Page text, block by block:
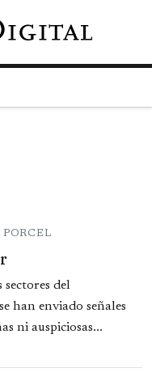
al contenido principal
sectores del
han enviado señales
ni auspiciosas...